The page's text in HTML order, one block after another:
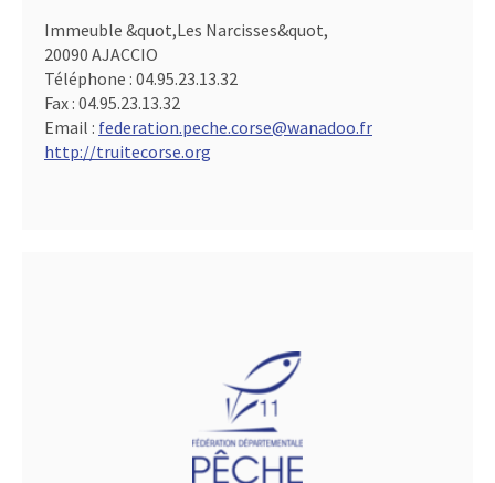
Immeuble &quot,Les Narcisses&quot,
20090 AJACCIO
Téléphone : 04.95.23.13.32
Fax : 04.95.23.13.32
Email : federation.peche.corse@wanadoo.fr
http://truitecorse.org